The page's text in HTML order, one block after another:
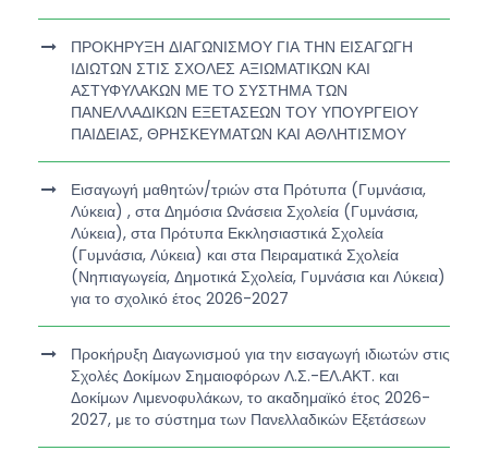
ΠΡΟΚΗΡΥΞΗ ΔΙΑΓΩΝΙΣΜΟΥ ΓΙΑ ΤΗΝ ΕΙΣΑΓΩΓΗ
ΙΔΙΩΤΩΝ ΣΤΙΣ ΣΧΟΛΕΣ ΑΞΙΩΜΑΤΙΚΩΝ ΚΑΙ
ΑΣΤΥΦΥΛΑΚΩΝ ΜΕ ΤΟ ΣΥΣΤΗΜΑ ΤΩΝ
ΠΑΝΕΛΛΑΔΙΚΩΝ ΕΞΕΤΑΣΕΩΝ ΤΟΥ ΥΠΟΥΡΓΕΙΟΥ
ΠΑΙΔΕΙΑΣ, ΘΡΗΣΚΕΥΜΑΤΩΝ ΚΑΙ ΑΘΛΗΤΙΣΜΟΥ
Εισαγωγή μαθητών/τριών στα Πρότυπα (Γυμνάσια,
Λύκεια) , στα Δημόσια Ωνάσεια Σχολεία (Γυμνάσια,
Λύκεια), στα Πρότυπα Εκκλησιαστικά Σχολεία
(Γυμνάσια, Λύκεια) και στα Πειραματικά Σχολεία
(Νηπιαγωγεία, Δημοτικά Σχολεία, Γυμνάσια και Λύκεια)
για το σχολικό έτος 2026-2027
Προκήρυξη Διαγωνισμού για την εισαγωγή ιδιωτών στις
Σχολές Δοκίμων Σημαιοφόρων Λ.Σ.-ΕΛ.ΑΚΤ. και
Δοκίμων Λιμενοφυλάκων, το ακαδημαϊκό έτος 2026-
2027, με το σύστημα των Πανελλαδικών Εξετάσεων